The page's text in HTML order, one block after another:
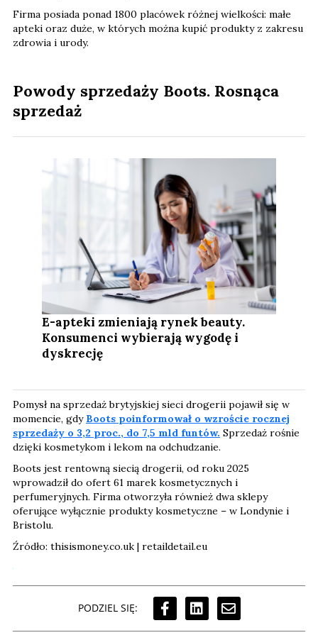
Firma posiada ponad 1800 placówek różnej wielkości: małe
apteki oraz duże, w których można kupić produkty z zakresu
zdrowia i urody.
Powody sprzedaży Boots. Rosnąca
sprzedaż
E-apteki zmieniają rynek beauty.
Konsumenci wybierają wygodę i
dyskrecję
Pomysł na sprzedaż brytyjskiej sieci drogerii pojawił się w
momencie, gdy Boots poinformował o wzroście rocznej
sprzedaży o 3,2 proc., do 7,5 mld funtów. Sprzedaż rośnie
dzięki kosmetykom i lekom na odchudzanie.
Boots jest rentowną siecią drogerii, od roku 2025
wprowadził do ofert 61 marek kosmetycznych i
perfumeryjnych. Firma otworzyła również dwa sklepy
oferujące wyłącznie produkty kosmetyczne – w Londynie i
Bristolu.
Źródło: thisismoney.co.uk | retaildetail.eu
PODZIEL SIĘ: